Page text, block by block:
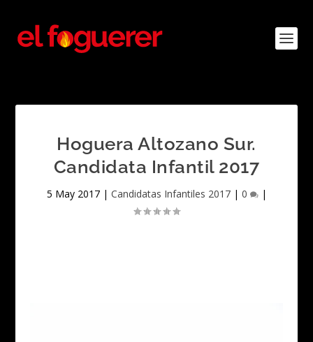
Hoguera Altozano Sur.
Candidata Infantil 2017
5 May 2017| Candidatas Infantiles 2017| 0 |